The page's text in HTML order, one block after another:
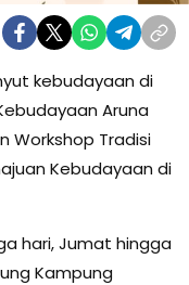
kebudayaan di
Aruna
Workshop Tradisi
Kebudayaan di
hari, Jumat hingga
Kampung